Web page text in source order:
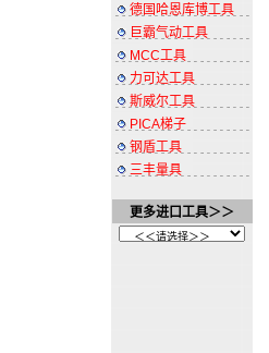
德国哈恩库博工具
巨霸气动工具
MCC工具
力可达工具
斯威尔工具
PICA梯子
钢盾工具
三丰量具
更多进口工具＞＞